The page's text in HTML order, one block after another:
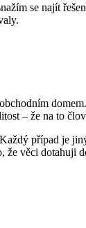
se najít
– že na to
případ je
věci dotahuji